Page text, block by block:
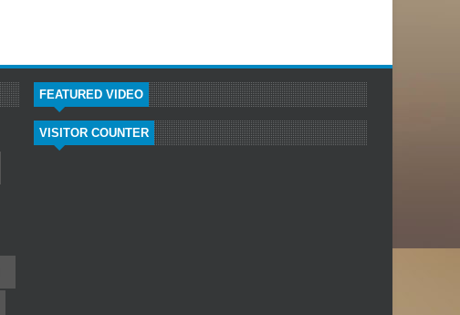
FEATURED VIDEO
VISITOR COUNTER